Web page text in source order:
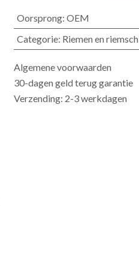
Oorsprong: OEM
Categorie: Riemen en
Algemene voorwaarden
30-dagen geld terug garantie
Verzending: 2-3 werkdagen